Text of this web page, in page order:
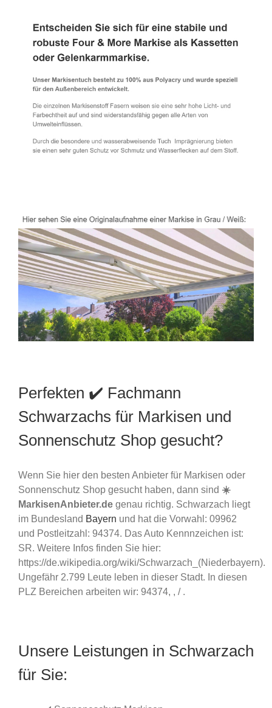
Perfekten ✔️ Fachmann
Schwarzachs für Markisen und
Sonnenschutz Shop gesucht?
Wenn Sie hier den besten Anbieter für Markisen oder
Sonnenschutz Shop gesucht haben, dann sind ☀️
MarkisenAnbieter.de genau richtig. Schwarzach liegt
im Bundesland Bayern und hat die Vorwahl: 09962
und Postleitzahl: 94374. Das Auto Kennnzeichen ist:
SR. Weitere Infos finden Sie hier:
https://de.wikipedia.org/wiki/Schwarzach_(Niederbayern).
Ungefähr 2.799 Leute leben in dieser Stadt. In diesen
PLZ Bereichen arbeiten wir: 94374, , / .
Unsere Leistungen in Schwarzach
für Sie: